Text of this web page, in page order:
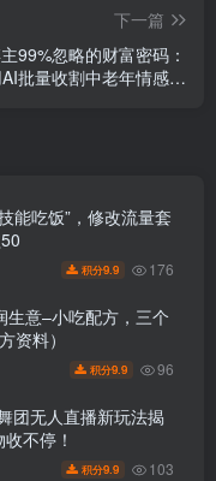
下一篇
99%忽略的财富密码：
AI批量收割中老年情感赛
能吃饭”，修改流量套
积分9.9 176
生意–小吃配方，三个
资料）
积分9.9 96
团无人直播新玩法揭
不停！
积分9.9 103